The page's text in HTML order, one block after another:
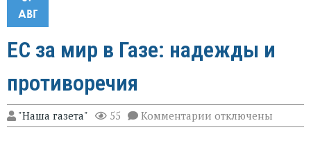
АВГ
ЕС за мир в Газе: надежды и
противоречия
"Наша газета" 55 Комментарии к
записи
отключены